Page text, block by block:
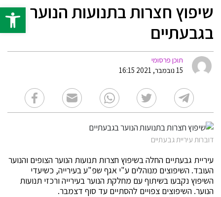
פתח שיפוץ חצרות בתנועות הנוער
בגבעתיים
תוכן פרסומי
15 נובמבר, 2021 16:15
דוברות עיריית גבעתיים
עיריית גבעתיים החלה בשיפוץ חצרות תנועות הנוער הצופים והנוער
העובד. השיפוצים מנוהלים ע"י אגף שפ"ע בעירייה, כשיעדי
השיפוץ נקבעו בשיתוף עם מחלקת הנוער בעירייה ורכזי תנועות
הנוער. השיפוצים צפויים להסתיים עד סוף דצמבר.